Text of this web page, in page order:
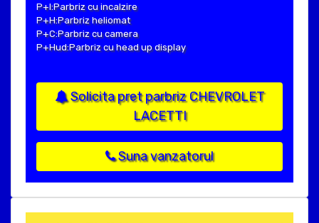
P+I:Parbriz cu incalzire
P+H:Parbriz heliomat
P+C:Parbriz cu camera
P+Hud:Parbriz cu head up display
Solicita pret parbriz CHEVROLET
LACETTI
Suna vanzatorul